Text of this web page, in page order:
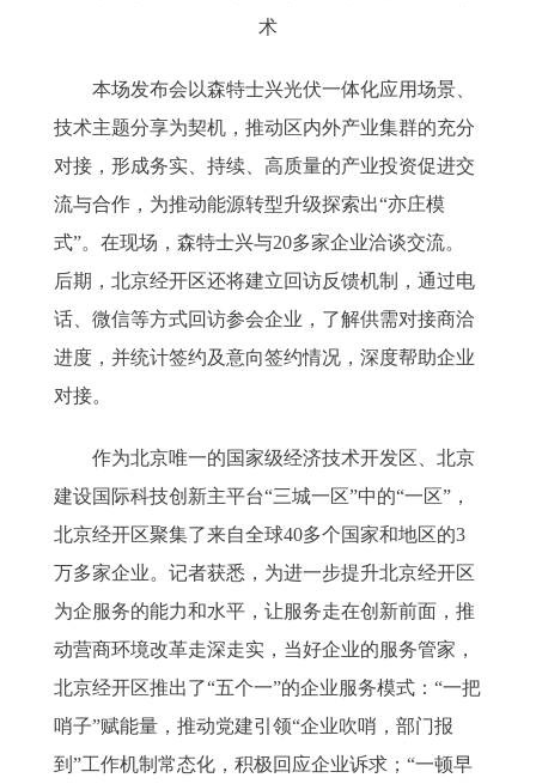
术
本场发布会以森特士兴光伏一体化应用场景、
技术主题分享为契机，推动区内外产业集群的充分
对接，形成务实、持续、高质量的产业投资促进交
流与合作，为推动能源转型升级探索出“亦庄模
式”。在现场，森特士兴与20多家企业洽谈交流。
后期，北京经开区还将建立回访反馈机制，通过电
话、微信等方式回访参会企业，了解供需对接商洽
进度，并统计签约及意向签约情况，深度帮助企业
对接。
作为北京唯一的国家级经济技术开发区、北京
建设国际科技创新主平台“三城一区”中的“一区”，
北京经开区聚集了来自全球40多个国家和地区的3
万多家企业。记者获悉，为进一步提升北京经开区
为企服务的能力和水平，让服务走在创新前面，推
动营商环境改革走深走实，当好企业的服务管家，
北京经开区推出了“五个一”的企业服务模式：“一把
哨子”赋能量，推动党建引领“企业吹哨，部门报
到”工作机制常态化，积极回应企业诉求；“一顿早